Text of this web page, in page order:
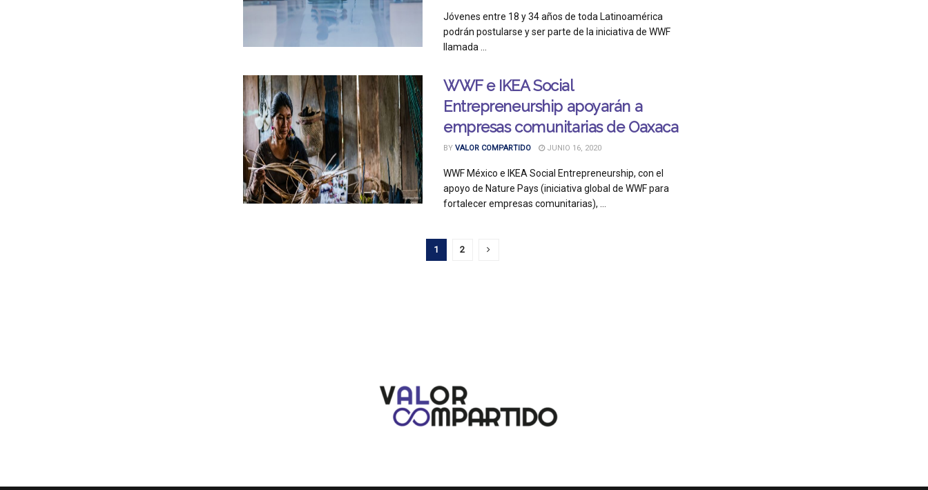
Jóvenes entre 18 y 34 años de toda Latinoamérica
podrán postularse y ser parte de la iniciativa de WWF
llamada ...
WWF e IKEA Social
Entrepreneurship apoyarán a
empresas comunitarias de Oaxaca
BY VALOR COMPARTIDO JUNIO 16, 2020
WWF México e IKEA Social Entrepreneurship, con el
apoyo de Nature Pays (iniciativa global de WWF para
fortalecer empresas comunitarias), ...
1 2